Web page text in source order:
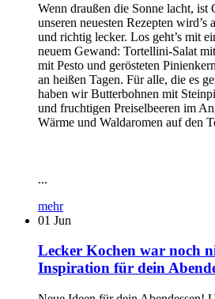
Wenn draußen die Sonne lacht, ist
unseren neuesten Rezepten
und richtig lecker. Los geht’s mit
neuem Gewand: Tortellini-Salat
mit Pesto und gerösteten
an heißen Tagen. Für alle, die es
haben wir Butterbohnen mit
und fruchtigen Preiselbeeren im
Wärme und Waldaromen auf den
...
mehr
01 Jun
Lecker Kochen war noch
Inspiration für dein